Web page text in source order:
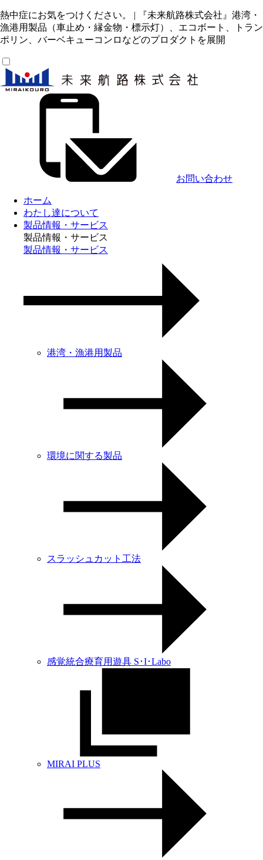
熱中症にお気をつけください。 | 『未来航路株式会社』港湾・
漁港用製品（車止め・縁金物・標示灯）、エコボート、トラン
ポリン、バーベキューコンロなどのプロダクトを展開
お問い合わせ
ホーム
わたし達について
製品情報・サービス
製品情報・サービス
製品情報・サービス
港湾・漁港用製品
環境に関する製品
スラッシュカット工法
感覚統合療育用遊具 S･I･Labo
MIRAI PLUS